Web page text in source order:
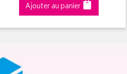
Ajouter au panier